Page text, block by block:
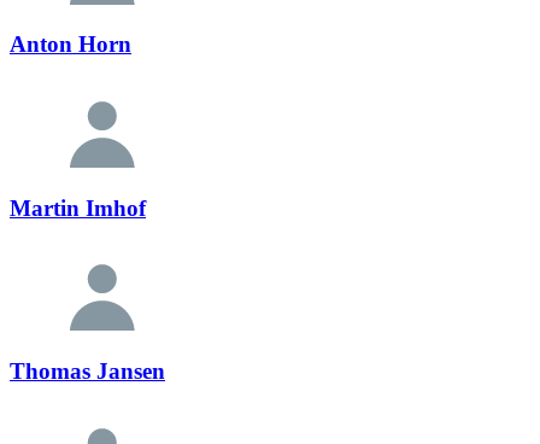
Anton Horn
Martin Imhof
Thomas Jansen